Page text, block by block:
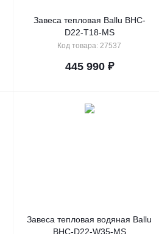
Завеса тепловая Ballu BHC-
D22-T18-MS
Код товара: 27537
445 990₽
Завеса тепловая водяная Ballu
BHC-D22-W35-MS